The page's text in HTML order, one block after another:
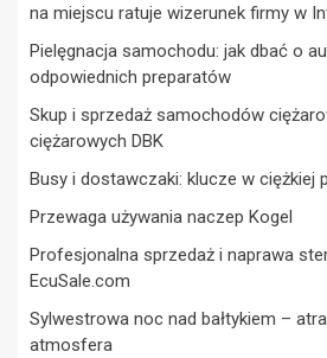
na miejscu ratuje wizerunek firmy w
Pielęgnacja samochodu: jak dbać o
odpowiednich preparatów
Skup i sprzedaż samochodów
ciężarowych DBK
Busy i dostawczaki: klucze w ciężkiej
Przewaga używania naczep Kogel
Profesjonalna sprzedaż i naprawa
EcuSale.com
Sylwestrowa noc nad bałtykiem –
atmosfera